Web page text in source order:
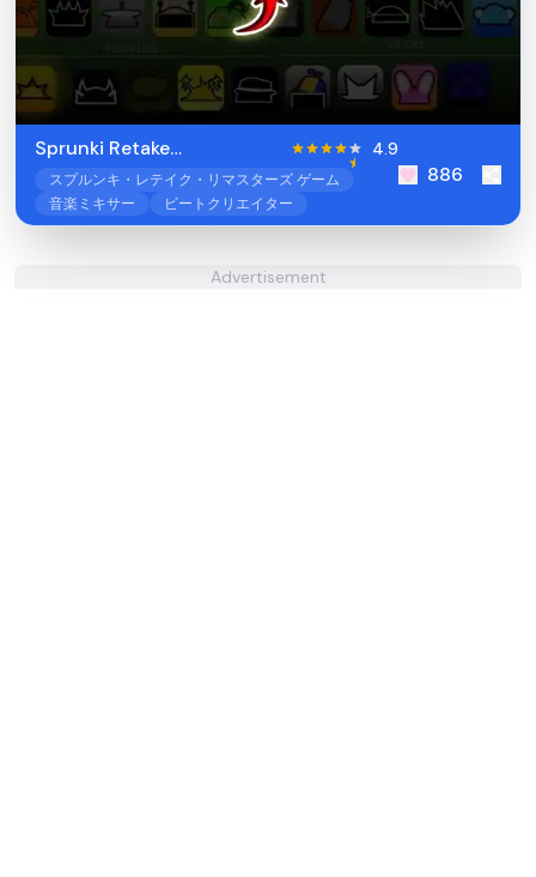
Sprunki Retake
Remastered
4.9
スプルンキ・レテイク・リマスターズ ゲーム
音楽ミキサー
ビートクリエイター
886
Advertisement